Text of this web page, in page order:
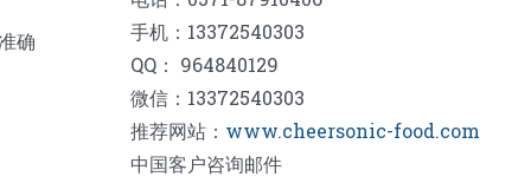
确
手机：13372540303
QQ： 964840129
微信：13372540303
推荐网站： www.cheersonic-food.com
中国客户咨询邮件